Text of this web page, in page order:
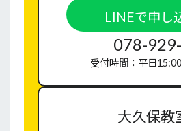
LINEで申し
078-
受付時間：平日
大久保教